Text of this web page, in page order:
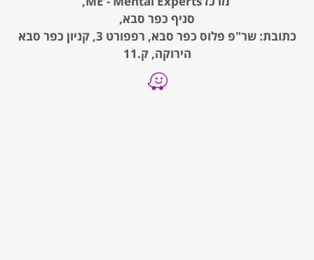
סניף כפר סבא,
כתובת: שר"פ פלוס כפר סבא, רפפורט 3, קניון כפר סבא
הירוקה, ק.11